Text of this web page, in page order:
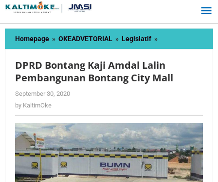
Skip
content
Homepage » OKEADVETORIAL » Legislatif »
Bontang
Amdal
Lalin
DPRD Bontang Kaji Amdal Lalin
Pembangunan Bontang City Mall
September 30, 2020
by KaltimOke